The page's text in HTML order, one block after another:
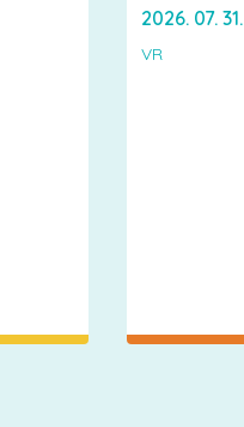
2026. 07. 31.
VR